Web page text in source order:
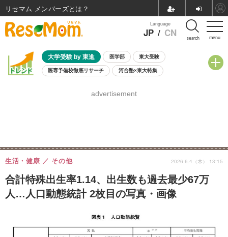
menu
Language
JP / CN search
大学受験 by 東進 医学部 東大受験
医専予備校徹底リサーチ 河合塾×東大特集
8月開催学校説明会・相談会
advertisement
合計特殊出生率1.14、出生数も過去最少67万
人…人口動態統計 2枚目の写真・画像
生活・健康 その他 2026.6.4（木） 13:15
リセマム メンバーズ